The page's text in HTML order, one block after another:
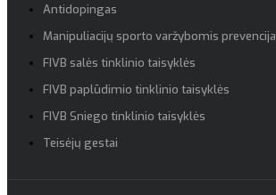
Antidopingas
Manipuliacijų sporto varžybomis prevencija
FIVB salės tinklinio taisyklės
FIVB paplūdimio tinklinio taisyklės
FIVB Sniego tinklinio taisyklės
Teisėjų gestai